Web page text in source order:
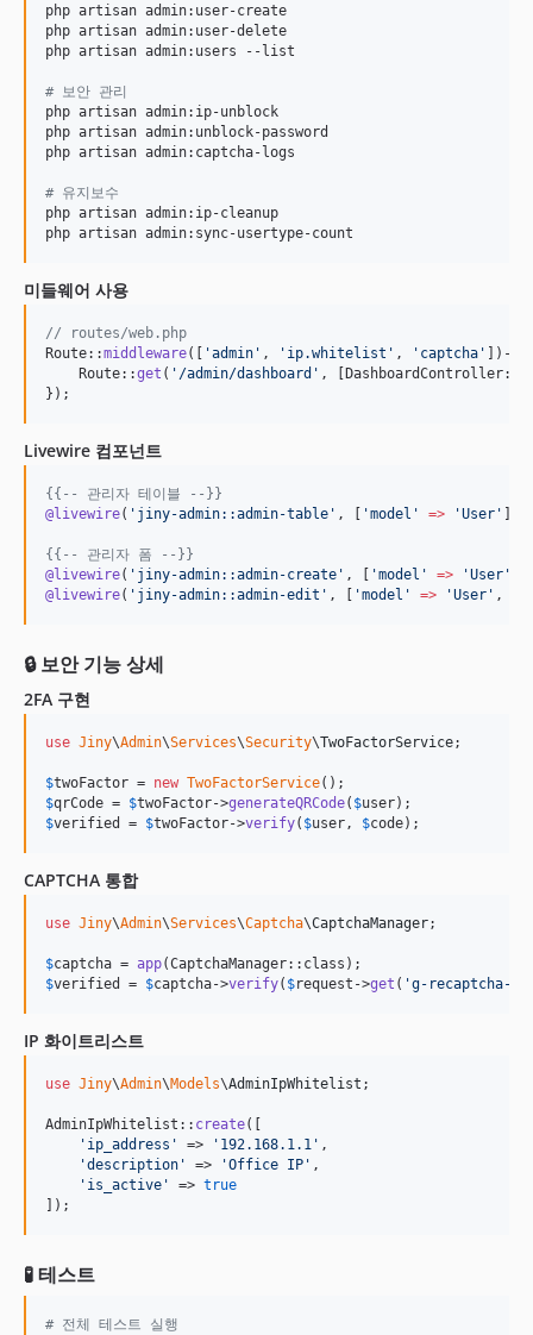
php artisan admin:user-create
php artisan admin:user-delete
php artisan admin:users --list
# 보안 관리
php artisan admin:ip-unblock
php artisan admin:unblock-password
php artisan admin:captcha-logs
# 유지보수
php artisan admin:ip-cleanup
php artisan admin:sync-usertype-count
미들웨어 사용
// routes/web.php
Route::middleware([ 'admin ' , ' ip.whitelist ' , ' captcha ' ])->
    Route::
get ( ' /admin/dashboard ' ,
});
Livewire 컴포넌트
{{-- 관리자 테이블
--}}
@livewire( ' jiny-admin::admin-table ' , [ 'model ' => 'User '
{{-- 관리자 폼
--}}
@livewire( ' jiny-admin::admin-create ' , [ 'model ' => 'User '
@livewire( ' jiny-admin::admin-edit ' , [ 'model ' => 'User ' ,
🔒 보안 기능 상세
2FA 구현
use Jiny\Admin\Services\Security\TwoFactorService;
$twoFactor = new TwoFactorService
$qrCode = $twoFactor->generateQRCode( $user
$verified = $twoFactor->verify( $user, $code);
CAPTCHA 통합
use Jiny\Admin\Services\Captcha\CaptchaManager;
$captcha = app
$verified = $captcha->verify( $request ->get ( 'g-recaptcha-
IP 화이트리스트
use Jiny\Admin\Models\AdminIpWhitelist ;
AdminIpWhitelist:: create([
' ip_address ' => ' 192.168.1.1 ' ,
'description ' => 'Office IP ' ,
' is_active ' => true
]);
🧪 테스트
# 전체 테스트 실행